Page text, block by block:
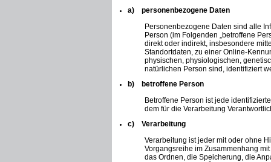
a) personenbezogene Daten
Personenbezogene Daten sind alle
Person (im Folgenden „betroffene
direkt oder indirekt, insbesondere
Standortdaten, zu einer Online-
physischen, physiologischen,
natürlichen Person sind, identifiziert
b) betroffene Person
Betroffene Person ist jede
dem für die Verarbeitung
c) Verarbeitung
Verarbeitung ist jeder mit oder ohne
Vorgangsreihe im Zusammenhang
das Ordnen, die Speicherung, die